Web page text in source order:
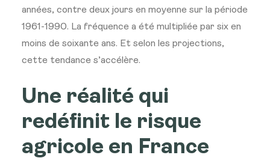
années, contre deux jours en moyenne sur la période
1961-1990. La fréquence a été multipliée par six en
moins de soixante ans. Et selon les projections,
cette tendance s’accélère.
Une réalité qui
redéfinit le risque
agricole en France